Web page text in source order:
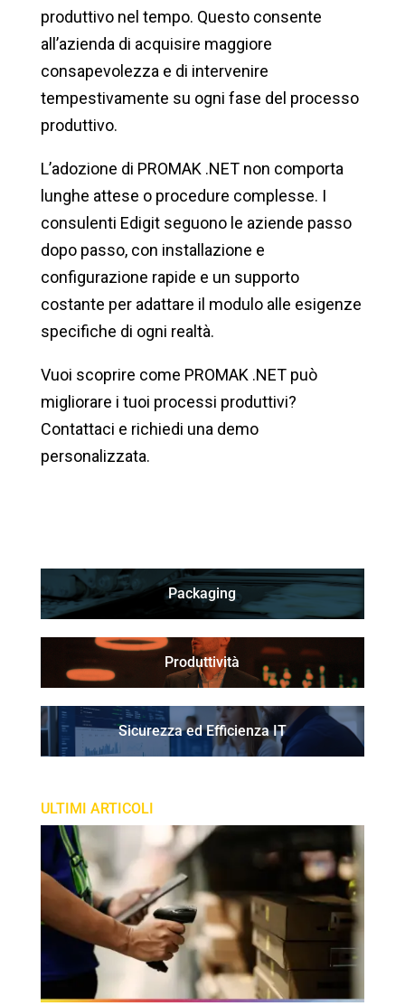
produttivo nel tempo. Questo consente
all’azienda di acquisire maggiore
consapevolezza e di intervenire
tempestivamente su ogni fase del processo
produttivo.
L’adozione di PROMAK .NET non comporta
lunghe attese o procedure complesse. I
consulenti Edigit seguono le aziende passo
dopo passo, con installazione e
configurazione rapide e un supporto
costante per adattare il modulo alle esigenze
specifiche di ogni realtà.
Vuoi scoprire come PROMAK .NET può
migliorare i tuoi processi produttivi?
Contattaci e richiedi una demo
personalizzata.
Packaging
Produttività
Sicurezza ed Efficienza IT
ULTIMI ARTICOLI